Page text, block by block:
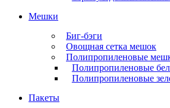
Мешки
Биг-бэги
Овощная сетка мешок
Полипропиленовые
Полипропиленовые
Полипропиленовые
Пакеты